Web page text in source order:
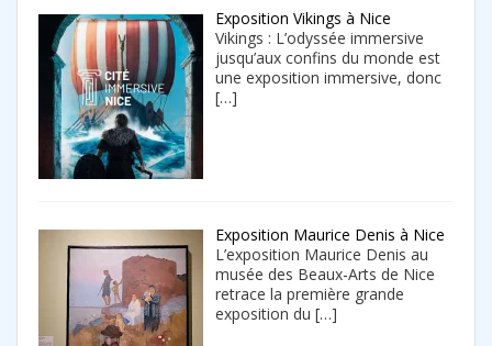
Exposition Vikings à Nice
Vikings : L’odyssée immersive
jusqu’aux confins du monde est
une exposition immersive, donc
[…]
Exposition Maurice Denis à Nice
L’exposition Maurice Denis au
musée des Beaux-Arts de Nice
retrace la première grande
exposition du […]